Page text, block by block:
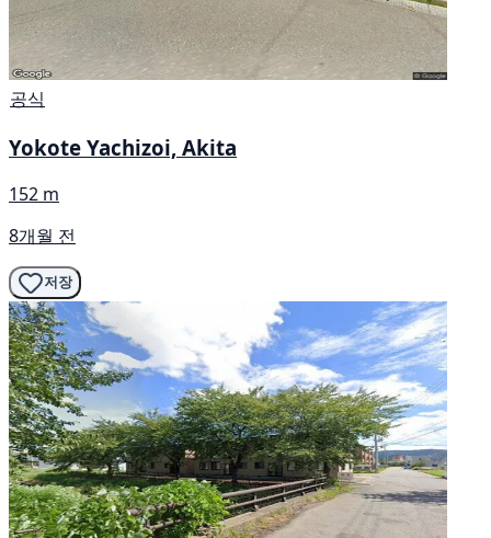
공식
Yokote Yachizoi, Akita
152 m
8개월 전
저장